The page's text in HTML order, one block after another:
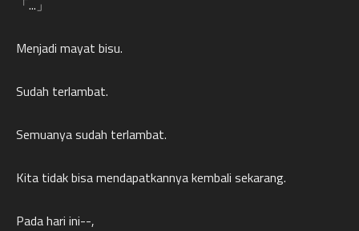
「...」
Menjadi mayat bisu.
Sudah terlambat.
Semuanya sudah terlambat.
Kita tidak bisa mendapatkannya kembali sekarang.
Pada hari ini--,